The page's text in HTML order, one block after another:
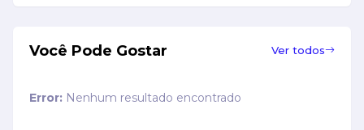
Você Pode Gostar Ver todos
Error: Nenhum resultado encontrado